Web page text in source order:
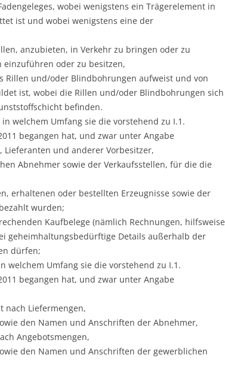
wobei wenigstens ein Trägerelement in
ist und wobei wenigstens eine der
anzubieten, in Verkehr zu bringen oder zu
einzuführen oder zu besitzen,
Rillen und/oder Blindbohrungen aufweist und von
ist, wobei die Rillen und/oder Blindbohrungen sich
befinden.
welchem Umfang sie die vorstehend zu I.1.
begangen hat, und zwar unter Angabe
und anderer Vorbesitzer,
Abnehmer sowie der Verkaufsstellen, für die die
erhaltenen oder bestellten Erzeugnisse sowie der
wurden;
Kaufbelege (nämlich Rechnungen, hilfsweise
geheimhaltungsbedürftige Details außerhalb der
dürfen;
welchem Umfang sie die vorstehend zu I.1.
begangen hat, und zwar unter Angabe
nach Liefermengen,
den Namen und Anschriften der Abnehmer,
Angebotsmengen,
den Namen und Anschriften der gewerblichen